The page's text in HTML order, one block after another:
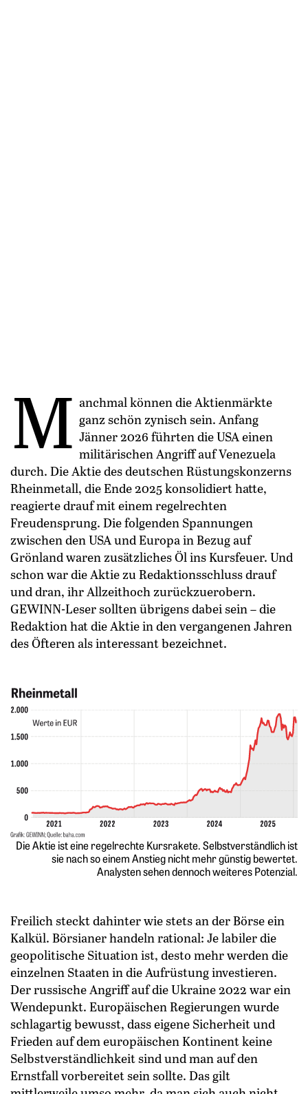
M anchmal können die Aktienmärkte
ganz schön zynisch sein. Anfang
Jänner 2026 führten die USA einen
militärischen Angriff auf Venezuela
durch. Die Aktie des deutschen Rüstungskonzerns
Rheinmetall, die Ende 2025 konsolidiert hatte,
reagierte drauf mit einem regelrechten
Freudensprung. Die folgenden Spannungen
zwischen den USA und Europa in Bezug auf
Grönland waren zusätzliches Öl ins Kursfeuer. Und
schon war die Aktie zu Redaktionsschluss drauf
und dran, ihr Allzeithoch zurückzuerobern.
GEWINN-Leser sollten übrigens dabei sein – die
Redaktion hat die Aktie in den vergangenen Jahren
des Öfteren als interessant bezeichnet.
Die Aktie ist eine regelrechte Kursrakete. Selbstverständlich ist
sie nach so einem Anstieg nicht mehr günstig bewertet.
Analysten sehen dennoch weiteres Potenzial.
Freilich steckt dahinter wie stets an der Börse ein
Kalkül. Börsianer handeln rational: Je labiler die
geopolitische Situation ist, desto mehr werden die
einzelnen Staaten in die Aufrüstung investieren.
Der russische Angriff auf die Ukraine 2022 war ein
Wendepunkt. Europäischen Regierungen wurde
schlagartig bewusst, dass eigene Sicherheit und
Frieden auf dem europäischen Kontinent keine
Selbstverständlichkeit sind und man auf den
Ernstfall vorbereitet sein sollte. Das gilt